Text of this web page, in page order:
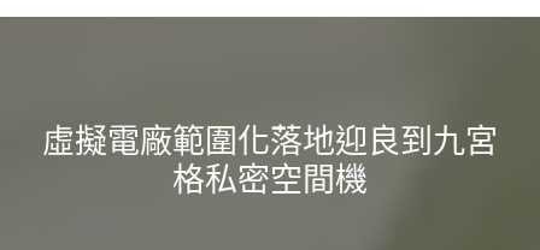
虛擬電廠範圍化落地迎良到九宮
格私密空間機